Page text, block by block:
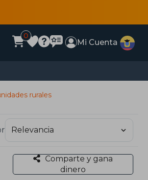
0
Mi Cuenta
rurales
Comparte y gana
dinero